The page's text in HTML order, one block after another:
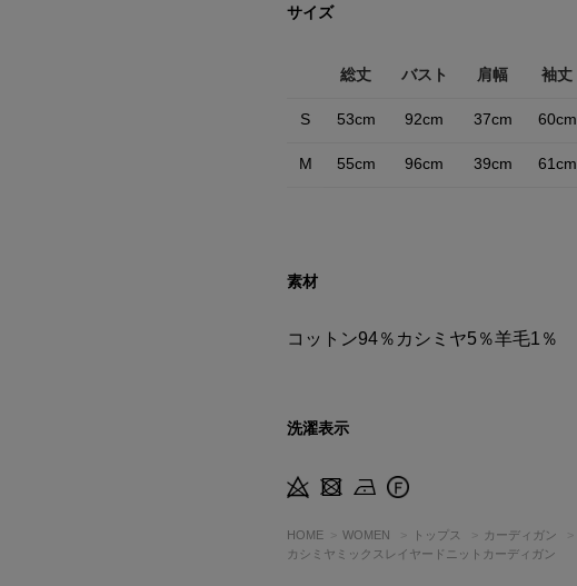
サイズ
総丈 バスト 肩幅 袖丈
S 53cm 92cm 37cm 60cm
M 55cm 96cm 39cm 61cm
素材
コットン94％カシミヤ5％羊毛1％
洗濯表示
HOME WOMEN トップス
カーディガン
カシミヤミックスレイヤードニットカーディガン